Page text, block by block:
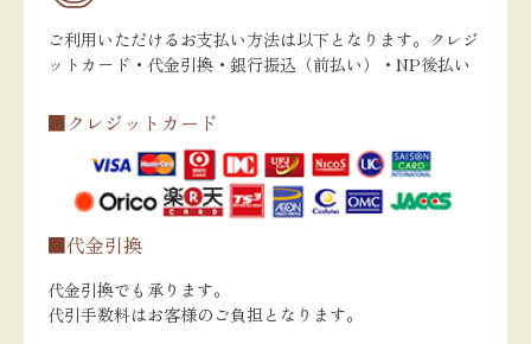
ご利用いただけるお支払い方法は以下となります。クレジ
ットカード・代金引換・銀行振込（前払い）・NP後払い
■クレジットカード
■代金引換
代金引換でも承ります。
代引手数料はお客様のご負担となります。